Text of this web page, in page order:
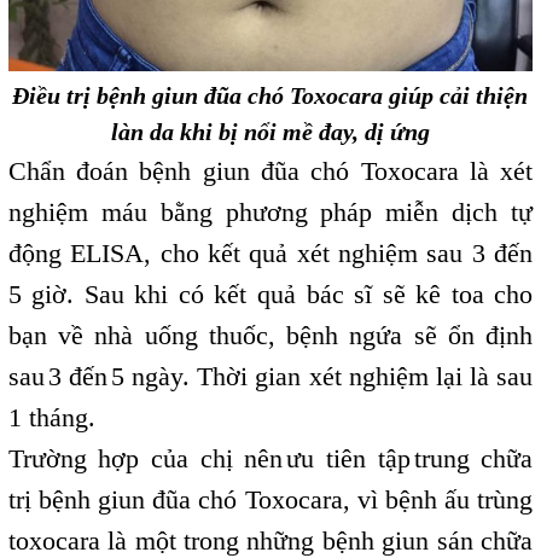
Điều trị bệnh giun đũa chó Toxocara giúp cải thiện
làn da khi bị nổi mề đay, dị ứng
Chẩn đoán bệnh giun đũa chó Toxocara là xét
nghiệm máu bằng phương pháp miễn dịch tự
động ELISA, cho kết quả xét nghiệm sau 3 đến
5 giờ. Sau khi có kết quả bác sĩ sẽ kê toa cho
bạn về nhà uống thuốc, bệnh ngứa sẽ ổn định
sau, 3 đến, 5 ngày. Thời gian xét nghiệm lại là sau
1 tháng.
Trường hợp của chị nên,ưu tiên tập,trung chữa
trị bệnh giun đũa chó Toxocara, vì bệnh ấu trùng
toxocara là một trong những bệnh giun sán chữa